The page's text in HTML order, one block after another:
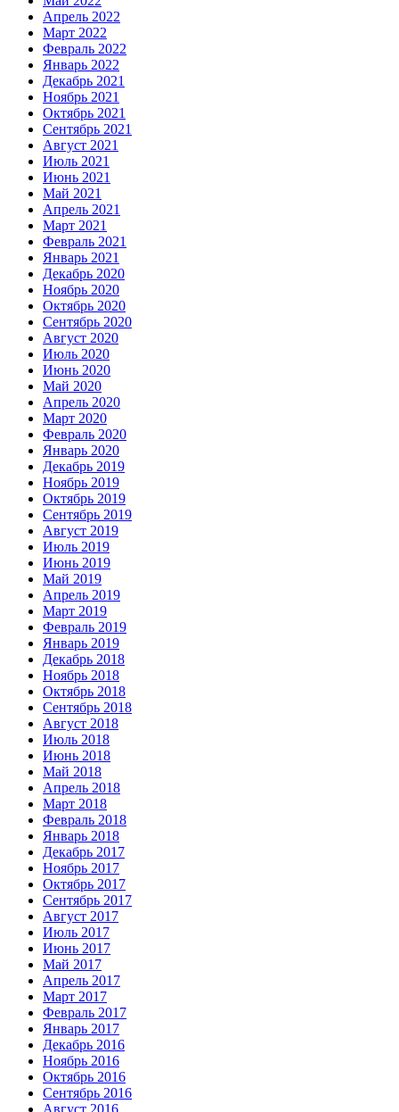
Апрель 2022
Март 2022
Февраль 2022
Январь 2022
Декабрь 2021
Ноябрь 2021
Октябрь 2021
Сентябрь 2021
Август 2021
Июль 2021
Июнь 2021
Май 2021
Апрель 2021
Март 2021
Февраль 2021
Январь 2021
Декабрь 2020
Ноябрь 2020
Октябрь 2020
Сентябрь 2020
Август 2020
Июль 2020
Июнь 2020
Май 2020
Апрель 2020
Март 2020
Февраль 2020
Январь 2020
Декабрь 2019
Ноябрь 2019
Октябрь 2019
Сентябрь 2019
Август 2019
Июль 2019
Июнь 2019
Май 2019
Апрель 2019
Март 2019
Февраль 2019
Январь 2019
Декабрь 2018
Ноябрь 2018
Октябрь 2018
Сентябрь 2018
Август 2018
Июль 2018
Июнь 2018
Май 2018
Апрель 2018
Март 2018
Февраль 2018
Январь 2018
Декабрь 2017
Ноябрь 2017
Октябрь 2017
Сентябрь 2017
Август 2017
Июль 2017
Июнь 2017
Май 2017
Апрель 2017
Март 2017
Февраль 2017
Январь 2017
Декабрь 2016
Ноябрь 2016
Октябрь 2016
Сентябрь 2016
Август 2016